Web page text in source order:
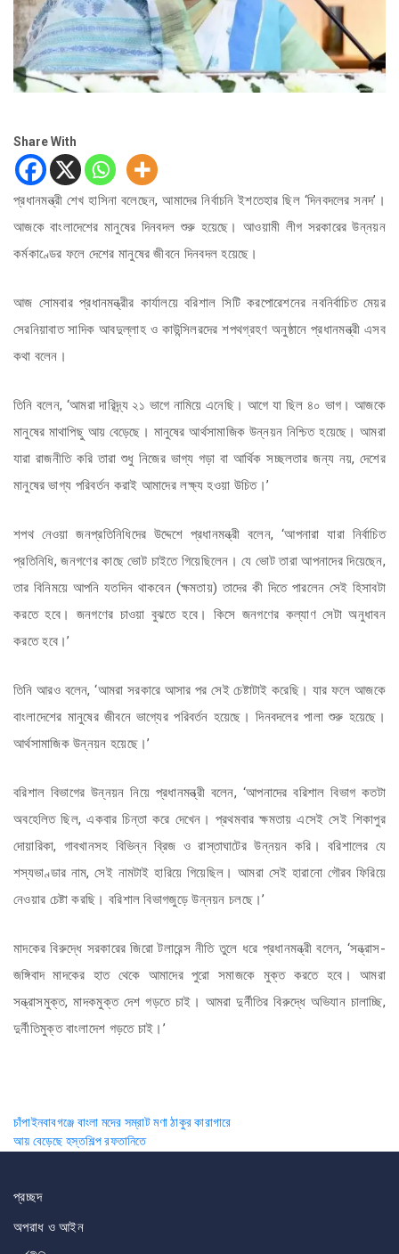
Share With
প্রধানমন্ত্রী শেখ হাসিনা বলেছেন, আমাদের নির্বাচনি ইশতেহার ছিল ‘দিনবদলের সনদ’।
আজকে বাংলাদেশের মানুষের দিনবদল শুরু হয়েছে। আওয়ামী লীগ সরকারের উন্নয়ন
কর্মকাণ্ডের ফলে দেশের মানুষের জীবনে দিনবদল হয়েছে।
আজ সোমবার প্রধানমন্ত্রীর কার্যালয়ে বরিশাল সিটি করপোরেশনের নবনির্বাচিত মেয়র
সেরনিয়াবাত সাদিক আবদুল্লাহ ও কাউন্সিলরদের শপথগ্রহণ অনুষ্ঠানে প্রধানমন্ত্রী এসব
কথা বলেন।
তিনি বলেন, ‘আমরা দারিদ্র্য ২১ ভাগে নামিয়ে এনেছি। আগে যা ছিল ৪০ ভাগ। আজকে
মানুষের মাথাপিছু আয় বেড়েছে। মানুষের আর্থসামাজিক উন্নয়ন নিশ্চিত হয়েছে। আমরা
যারা রাজনীতি করি তারা শুধু নিজের ভাগ্য গড়া বা আর্থিক সচ্ছলতার জন্য নয়, দেশের
মানুষের ভাগ্য পরিবর্তন করাই আমাদের লক্ষ্য হওয়া উচিত।’
শপথ নেওয়া জনপ্রতিনিধিদের উদ্দেশে প্রধানমন্ত্রী বলেন, ‘আপনারা যারা নির্বাচিত
প্রতিনিধি, জনগণের কাছে ভোট চাইতে গিয়েছিলেন। যে ভোট তারা আপনাদের দিয়েছেন,
তার বিনিময়ে আপনি যতদিন থাকবেন (ক্ষমতায়) তাদের কী দিতে পারলেন সেই হিসাবটা
করতে হবে। জনগণের চাওয়া বুঝতে হবে। কিসে জনগণের কল্যাণ সেটা অনুধাবন
করতে হবে।’
তিনি আরও বলেন, ‘আমরা সরকারে আসার পর সেই চেষ্টাটাই করেছি। যার ফলে আজকে
বাংলাদেশের মানুষের জীবনে ভাগ্যের পরিবর্তন হয়েছে। দিনবদলের পালা শুরু হয়েছে।
আর্থসামাজিক উন্নয়ন হয়েছে।’
বরিশাল বিভাগের উন্নয়ন নিয়ে প্রধানমন্ত্রী বলেন, ‘আপনাদের বরিশাল বিভাগ কতটা
অবহেলিত ছিল, একবার চিন্তা করে দেখেন। প্রথমবার ক্ষমতায় এসেই সেই শিকাপুর
দোয়ারিকা, গাবখানসহ বিভিন্ন ব্রিজ ও রাস্তাঘাটের উন্নয়ন করি। বরিশালের যে
শস্যভাণ্ডার নাম, সেই নামটাই হারিয়ে গিয়েছিল। আমরা সেই হারানো গৌরব ফিরিয়ে
নেওয়ার চেষ্টা করছি। বরিশাল বিভাগজুড়ে উন্নয়ন চলছে।’
মাদকের বিরুদ্ধে সরকারের জিরো টলারেন্স নীতি তুলে ধরে প্রধানমন্ত্রী বলেন, ‘সন্ত্রাস-
জঙ্গিবাদ মাদকের হাত থেকে আমাদের পুরো সমাজকে মুক্ত করতে হবে। আমরা
সন্ত্রাসমুক্ত, মাদকমুক্ত দেশ গড়তে চাই। আমরা দুর্নীতির বিরুদ্ধে অভিযান চালাচ্ছি,
দুর্নীতিমুক্ত বাংলাদেশ গড়তে চাই।’
Post
navigation
চাঁপাইনবাবগঞ্জে বাংলা মদের সম্রাট মণা ঠাকুর কারাগারে
আয় বেড়েছে হস্তশিল্প রফতানিতে
প্রচ্ছদ
অপরাধ ও আইন